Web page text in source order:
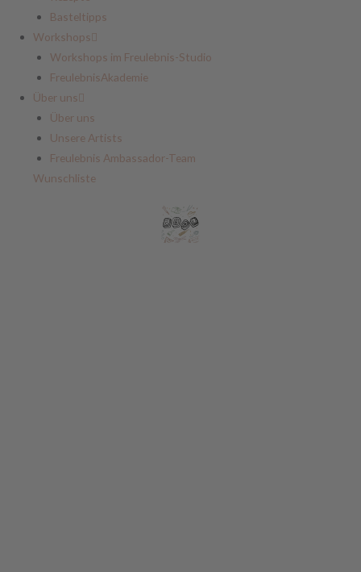
Basteltipps
Workshops
Workshops im Freulebnis-Studio
FreulebnisAkademie
Über uns
Über uns
Unsere Artists
Freulebnis Ambassador-Team
Wunschliste